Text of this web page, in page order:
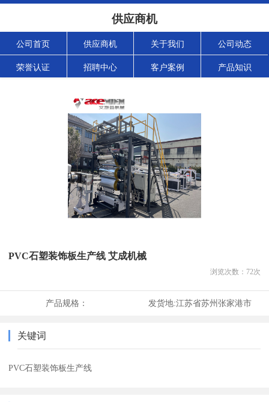
供应商机
公司首页 供应商机 关于我们 公司动态
荣誉认证 招聘中心 客户案例 产品知识
PVC石塑装饰板生产线 艾成机械
浏览次数： 72次
产品规格： 发货地:江苏省苏州张家港市
关键词
PVC石塑装饰板生产线